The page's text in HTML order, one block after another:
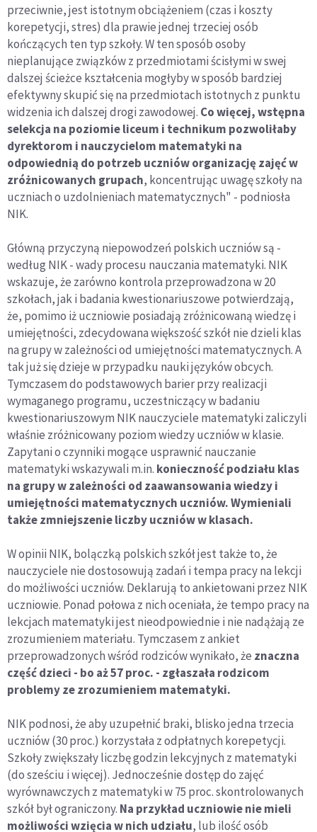
przeciwnie, jest istotnym obciążeniem (czas i koszty
korepetycji, stres) dla prawie jednej trzeciej osób
kończących ten typ szkoły. W ten sposób osoby
nieplanujące związków z przedmiotami ścisłymi w swej
dalszej ścieżce kształcenia mogłyby w sposób bardziej
efektywny skupić się na przedmiotach istotnych z punktu
widzenia ich dalszej drogi zawodowej. Co więcej, wstępna
selekcja na poziomie liceum i technikum pozwoliłaby
dyrektorom i nauczycielom matematyki na
odpowiednią do potrzeb uczniów organizację zajęć w
zróżnicowanych grupach, koncentrując uwagę szkoły na
uczniach o uzdolnieniach matematycznych" - podniosła
NIK.
Główną przyczyną niepowodzeń polskich uczniów są -
według NIK - wady procesu nauczania matematyki. NIK
wskazuje, że zarówno kontrola przeprowadzona w 20
szkołach, jak i badania kwestionariuszowe potwierdzają,
że, pomimo iż uczniowie posiadają zróżnicowaną wiedzę i
umiejętności, zdecydowana większość szkół nie dzieli klas
na grupy w zależności od umiejętności matematycznych. A
tak już się dzieje w przypadku nauki języków obcych.
Tymczasem do podstawowych barier przy realizacji
wymaganego programu, uczestniczący w badaniu
kwestionariuszowym NIK nauczyciele matematyki zaliczyli
właśnie zróżnicowany poziom wiedzy uczniów w klasie.
Zapytani o czynniki mogące usprawnić nauczanie
matematyki wskazywali m.in. konieczność podziału klas
na grupy w zależności od zaawansowania wiedzy i
umiejętności matematycznych uczniów. Wymieniali
także zmniejszenie liczby uczniów w klasach.
W opinii NIK, bolączką polskich szkół jest także to, że
nauczyciele nie dostosowują zadań i tempa pracy na lekcji
do możliwości uczniów. Deklarują to ankietowani przez NIK
uczniowie. Ponad połowa z nich oceniała, że tempo pracy na
lekcjach matematyki jest nieodpowiednie i nie nadążają ze
zrozumieniem materiału. Tymczasem z ankiet
przeprowadzonych wśród rodziców wynikało, że znaczna
część dzieci - bo aż 57 proc. - zgłaszała rodzicom
problemy ze zrozumieniem matematyki.
NIK podnosi, że aby uzupełnić braki, blisko jedna trzecia
uczniów (30 proc.) korzystała z odpłatnych korepetycji.
Szkoły zwiększały liczbę godzin lekcyjnych z matematyki
(do sześciu i więcej). Jednocześnie dostęp do zajęć
wyrównawczych z matematyki w 75 proc. skontrolowanych
szkół był ograniczony. Na przykład uczniowie nie mieli
możliwości wzięcia w nich udziału, lub ilość osób